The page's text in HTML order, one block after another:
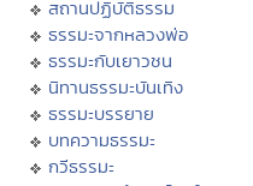
สถานปฏิบัติธรรม
ธรรมะจากหลวงพ่อ
ธรรมะกับเยาวชน
นิทานธรรมะบันเทิง
ธรรมะบรรยาย
บทความธรรมะ
กวีธรรมะ